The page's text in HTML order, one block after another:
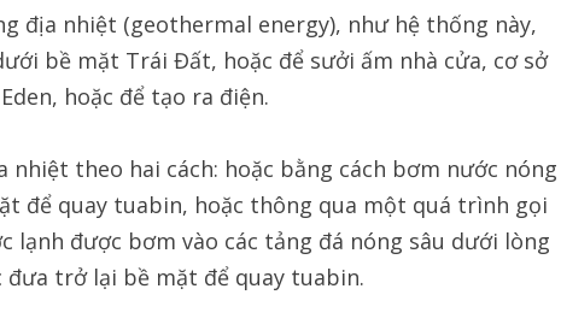
địa nhiệt (geothermal energy), như hệ thống này,
bề mặt Trái Đất, hoặc để sưởi ấm nhà cửa, cơ sở
hoặc để tạo ra điện.
theo hai cách: hoặc bằng cách bơm nước nóng
để quay tuabin, hoặc thông qua một quá trình gọi
lạnh được bơm vào các tảng đá nóng sâu dưới lòng
trở lại bề mặt để quay tuabin.